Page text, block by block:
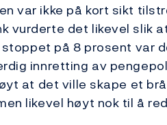
var ikke på kort sikt
vurderte det likevel slik
på 8 prosent var
innretting av
at det ville skape et
likevel høyt nok til å